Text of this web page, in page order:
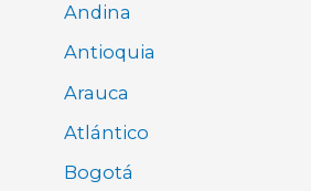
Andina
Antioquia
Arauca
Atlántico
Bogotá